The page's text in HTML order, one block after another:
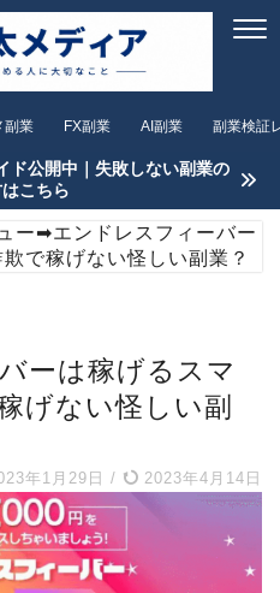
副業 FX副業 AI副業 副業検証
ド公開中｜失敗しない副業の
こちら
ー➡エンドレスフィーバー
で稼げない怪しい副業？
ーは稼げるスマ
げない怪しい副
年1月29日 / 2023年4月14日